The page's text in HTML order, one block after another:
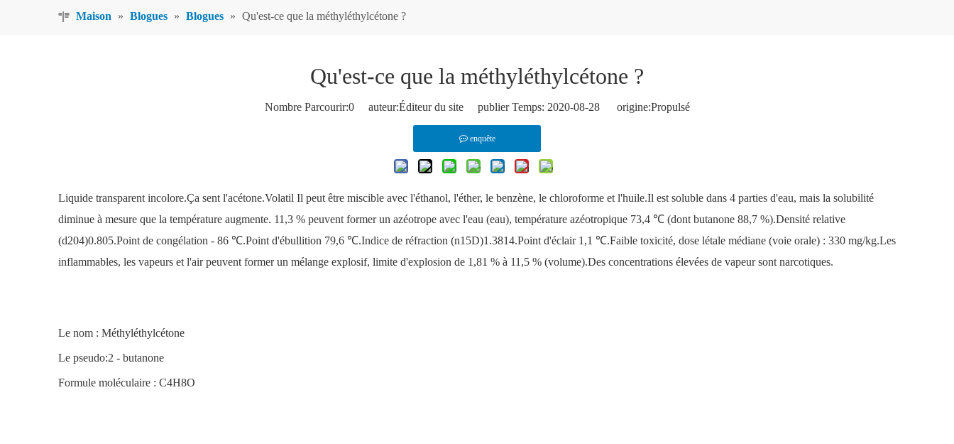
Maison » Blogues » Blogues » Qu'est-ce que la méthyléthylcétone ?
Qu'est-ce que la méthyléthylcétone ?
Nombre Parcourir:0auteur:Éditeur du site publier Temps: 2020-08-28 origine:Propulsé
enquête
Liquide transparent incolore.Ça sent l'acétone.Volatil Il peut être miscible avec l'éthanol, l'éther, le benzène, le chloroforme et l'huile.Il est soluble dans 4 parties d'eau, mais la solubilité
diminue à mesure que la température augmente. 11,3 % peuvent former un azéotrope avec l'eau (eau), température azéotropique 73,4 ℃ (dont butanone 88,7 %).Densité relative
(d204)0.805.Point de congélation - 86 ℃.Point d'ébullition 79,6 ℃.Indice de réfraction (n15D)1.3814.Point d'éclair 1,1 ℃.Faible toxicité, dose létale médiane (voie orale) : 330 mg/kg.Les
inflammables, les vapeurs et l'air peuvent former un mélange explosif, limite d'explosion de 1,81 % à 11,5 % (volume).Des concentrations élevées de vapeur sont narcotiques.
Le nom : Méthyléthylcétone
Le pseudo:2 - butanone
Formule moléculaire : C4H8O